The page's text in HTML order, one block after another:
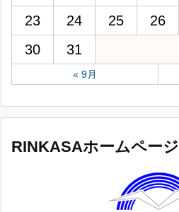
23
24 25 26
30
31
« 9月
RINKASAホームページ